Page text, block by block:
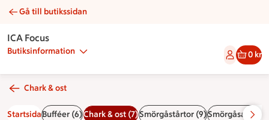
Fruktfat | Catering ICA Focus
Gå till butikssidan
ICA Focus
Butiksinformation 0 kr
Chark & ost
StartsidaBufféer (6)Chark & ost (7)Smörgåstårtor (9)Smörgåsar &